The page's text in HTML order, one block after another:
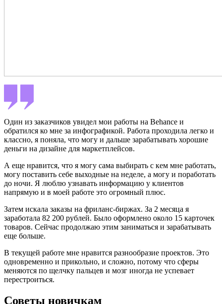
Один из заказчиков увидел мои работы на Behance и
обратился ко мне за инфографикой. Работа проходила легко и
классно, я поняла, что могу и дальше зарабатывать хорошие
деньги на дизайне для маркетплейсов.
А еще нравится, что я могу сама выбирать с кем мне работать,
могу поставить себе выходные на неделе, а могу и поработать
до ночи. Я люблю узнавать информацию у клиентов
напрямую и в моей работе это огромный плюс.
Затем искала заказы на фриланс-биржах. За 2 месяца я
заработала 82 200 рублей. Было оформлено около 15 карточек
товаров. Сейчас продолжаю этим заниматься и зарабатывать
еще больше.
В текущей работе мне нравится разнообразие проектов. Это
одновременно и прикольно, и сложно, потому что сферы
меняются по щелчку пальцев и мозг иногда не успевает
перестроиться.
Советы новичкам